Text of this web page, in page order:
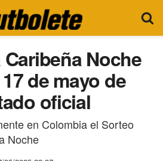
Noche
de mayo de
oficial
en Colombia el Sorteo
Noche